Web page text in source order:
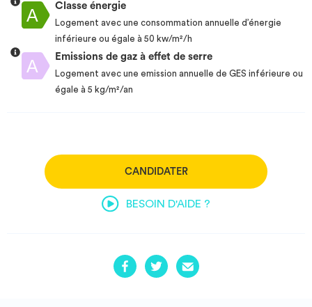
Classe énergie
Logement avec une consommation annuelle d’énergie
inférieure ou égale à 50 kw/m²/h
Emissions de gaz à effet de serre
Logement avec une emission annuelle de GES inférieure ou
égale à 5 kg/m²/an
CANDIDATER
BESOIN D'AIDE ?